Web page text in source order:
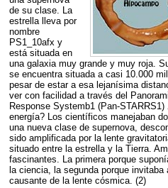
de su clase. La
estrella lleva por
nombre
PS1_10afx y
está situada en
una galaxia muy grande y muy roja.
se encuentra situada a casi 10.000
pesar de estar a esa lejanísima
ver con facilidad a través del
Response Systemb1 (Pan-
energía? Los científicos manejaban
una nueva clase de supernova,
sido amplificada por la lente
situado entre la estrella y la Tierra.
fascinantes. La primera porque
la ciencia, la segunda porque invitaba
causante de la lente cósmica. (2)